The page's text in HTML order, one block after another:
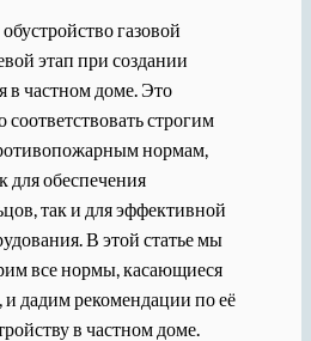
газовой
этап при создании
в частном доме. Это
строгим
нормам,
для обеспечения
так и для эффективной
В этой статье мы
все нормы, касающиеся
и дадим рекомендации по её
в частном доме.